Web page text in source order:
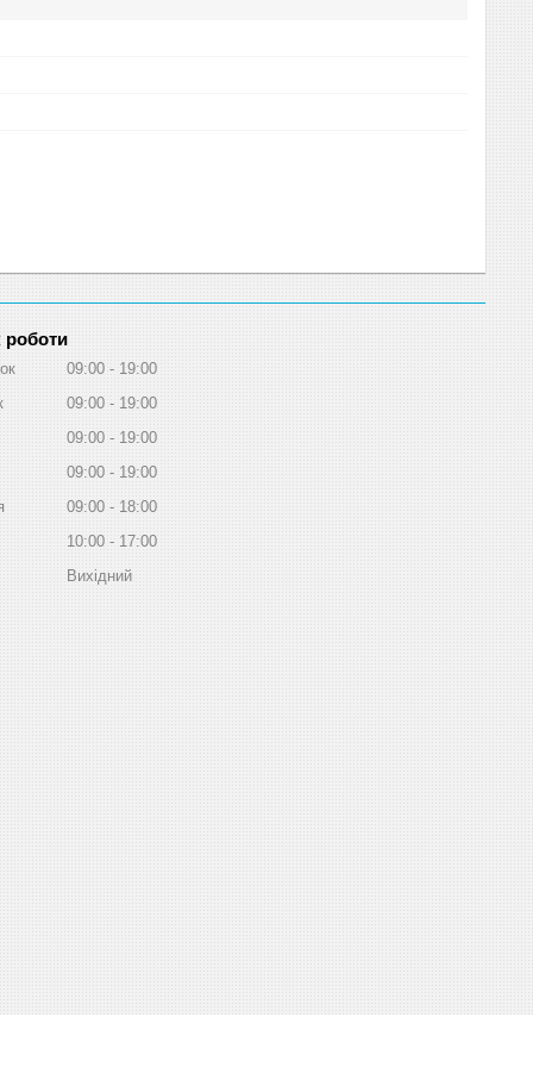
роботи
09:00
19:00
09:00
19:00
09:00
19:00
09:00
19:00
09:00
18:00
10:00
17:00
Вихідний